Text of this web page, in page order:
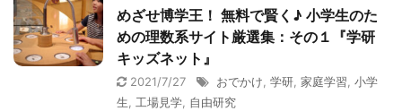
めざせ博学王！ 無料で賢く♪ 小学生のた
めの理数系サイト厳選集：その１『学研
キッズネット』
2021/7/27 おでかけ 学研 家庭学習 小学
生
工場見学 自由研究